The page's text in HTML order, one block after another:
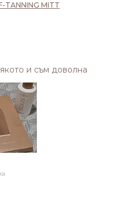
TANNING MITT
и съм доволна